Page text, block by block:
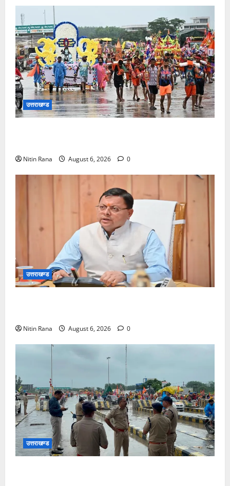
उत्तराखण्ड
Nitin Rana August 6, 2026 0
उत्तराखण्ड
Nitin Rana August 6, 2026 0
उत्तराखण्ड